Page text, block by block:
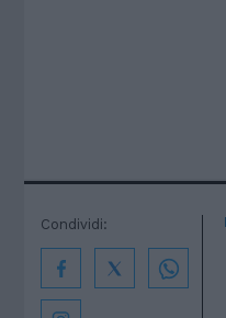
Condividi: